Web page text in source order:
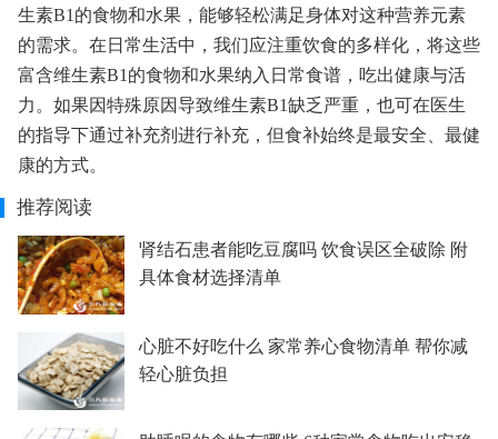
生素B1的食物和水果，能够轻松满足身体对这种营养元素
的需求。在日常生活中，我们应注重饮食的多样化，将这些
富含维生素B1的食物和水果纳入日常食谱，吃出健康与活
力。如果因特殊原因导致维生素B1缺乏严重，也可在医生
的指导下通过补充剂进行补充，但食补始终是最安全、最健
康的方式。
推荐阅读
肾结石患者能吃豆腐吗 饮食误区全破除 附
具体食材选择清单
心脏不好吃什么 家常养心食物清单 帮你减
轻心脏负担